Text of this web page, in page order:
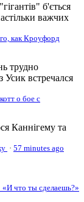
б'ється
важчих
как Кроуфорд
трудно
Усик встречался
о бое с
Каннігему та
· 57 minutes ago
что ты сделаешь?»